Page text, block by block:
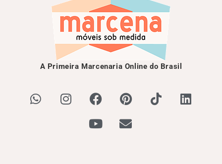
A Primeira Marcenaria Online do Brasil